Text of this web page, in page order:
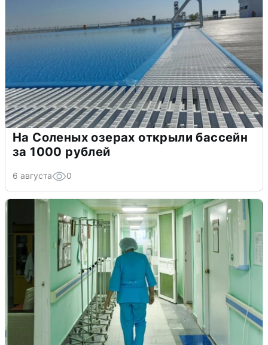
На Соленых озерах открыли бассейн
за 1000 рублей
6 августа 0